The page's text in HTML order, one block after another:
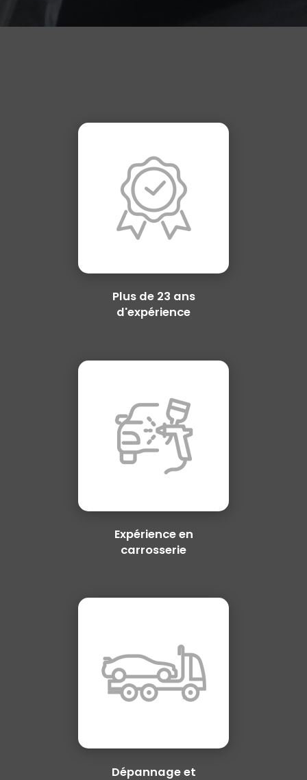
Plus de 23 ans
d'expérience
Expérience en
carrosserie
Dépannage et